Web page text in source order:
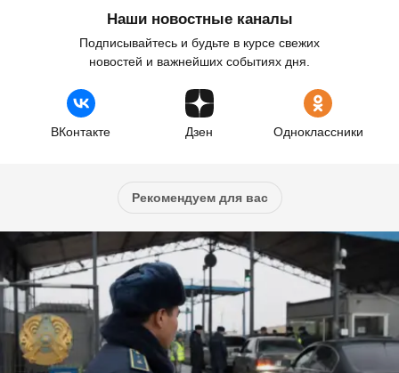
Наши новостные каналы
Подписывайтесь и будьте в курсе свежих
новостей и важнейших событиях дня.
ВКонтакте Дзен Одноклассники
Рекомендуем для вас